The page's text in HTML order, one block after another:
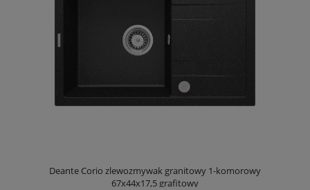
Deante Corio zlewozmywak granitowy 1-komorowy
67x44x17,5 grafitowy